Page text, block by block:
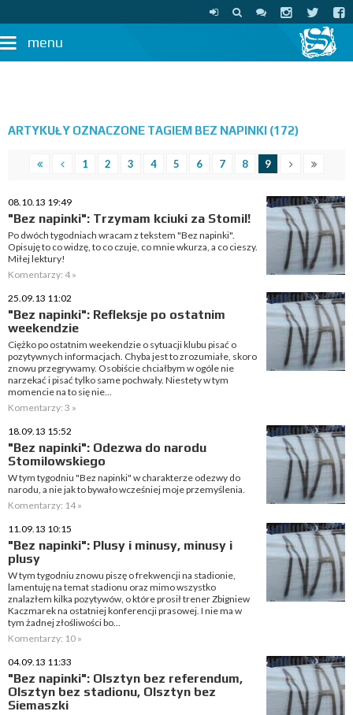
menu
ARTYKUŁY OZNACZONE TAGIEM BEZ NAPINKI (172)
1 2 3 4 5 6 7 8 9
08.10.13 19:49
"Bez napinki": Trzymam kciuki za Stomil!
Po dwóch tygodniach wracam z tekstem "Bez napinki".
Opisuję to co widzę, to co czuje, co mnie wkurza, a co cieszy.
Miłej lektury!
Komentarzy: 4 »
25.09.13 11:02
"Bez napinki": Refleksje po ostatnim
weekendzie
Ciężko po ostatnim weekendzie o sytuacji klubu pisać o
pozytywnych informacjach. Chyba jest to zrozumiałe, skoro
znowu przegrywamy. Osobiście chciałbym w ogóle nie
narzekać i pisać tylko same pochwały. Niestety w tym
momencie na to się nie...
Komentarzy: 3 »
18.09.13 15:52
"Bez napinki": Odezwa do narodu
Stomilowskiego
W tym tygodniu "Bez napinki" w charakterze odezwy do
narodu, a nie jak to bywało wcześniej moje przemyślenia.
Komentarzy: 14 »
11.09.13 10:15
"Bez napinki": Plusy i minusy, minusy i
plusy
W tym tygodniu znowu piszę o frekwencji na stadionie,
lamentuję na temat stadionu oraz mimo wszystko
znalazłem kilka pozytywów, o które prosił trener Zbigniew
Kaczmarek na ostatniej konferencji prasowej. I nie ma w
tym żadnej złośliwości bo...
Komentarzy: 10 »
04.09.13 11:33
"Bez napinki": Olsztyn bez referendum,
Olsztyn bez stadionu, Olsztyn bez
Siemaszki